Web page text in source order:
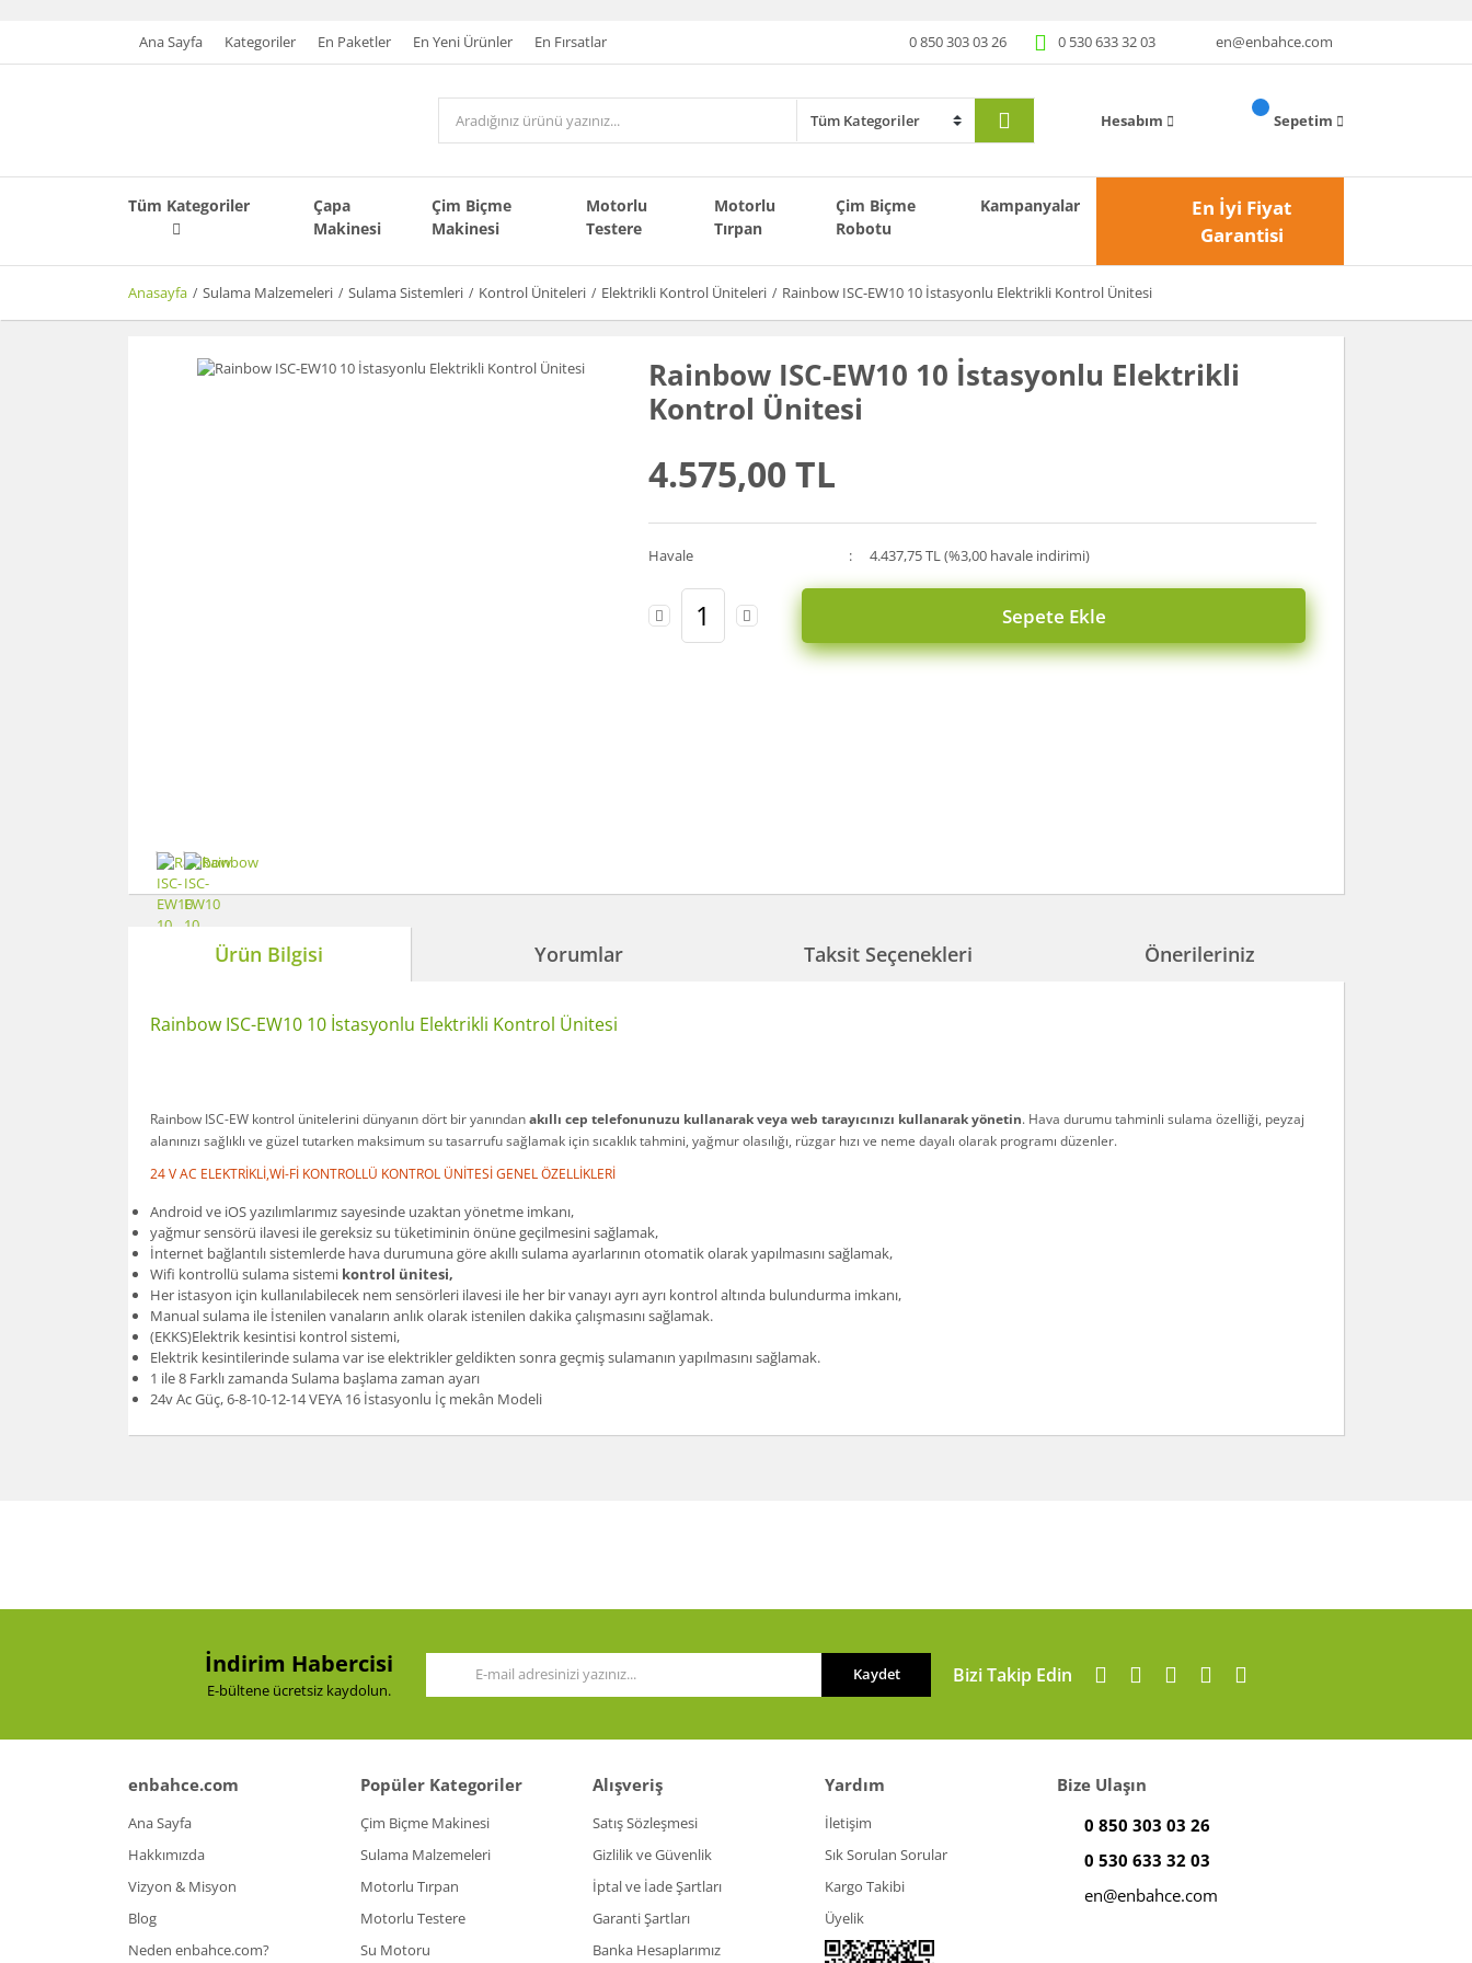
Ana Sayfa Kategoriler En Paketler En Yeni Ürünler En Fırsatlar 0 850 303 03 26 0 530 633 32 03 en@enbahce.com
Hesabım Sepetim
Tüm Kategoriler
Çapa
Makinesi
Çim Biçme
Makinesi
Motorlu
Testere
Motorlu
Tırpan
Çim Biçme
Robotu
Kampanyalar
En İyi Fiyat
Garantisi
Anasayfa Sulama Malzemeleri Sulama Sistemleri Kontrol Üniteleri Elektrikli Kontrol Üniteleri Rainbow ISC-EW10 10 İstasyonlu Elektrikli Kontrol Ünitesi
Rainbow ISC-EW10 10 İstasyonlu Elektrikli
Kontrol Ünitesi
4.575,00 TL
Havale 4.437,75 TL (%3,00 havale indirimi)
Sepete Ekle
Ürün Bilgisi Yorumlar Taksit Seçenekleri Önerileriniz
Rainbow ISC-EW10 10 İstasyonlu Elektrikli Kontrol Ünitesi
Rainbow ISC-EW kontrol ünitelerini dünyanın dört bir yanındanakıllı cep telefonunuzu kullanarak veya web tarayıcınızı kullanarak yönetin. Hava durumu tahminli sulama özelliği, peyzaj
alanınızı sağlıklı ve güzel tutarken maksimum su tasarrufu sağlamak için sıcaklık tahmini, yağmur olasılığı, rüzgar hızı ve neme dayalı olarak programı düzenler.
24 V AC ELEKTRİKLİ,Wİ-Fİ KONTROLLÜ KONTROL ÜNİTESİ GENEL ÖZELLİKLERİ
Android ve iOS yazılımlarımız sayesinde uzaktan yönetme imkanı,
yağmur sensörü ilavesi ile gereksiz su tüketiminin önüne geçilmesini sağlamak,
İnternet bağlantılı sistemlerde hava durumuna göre akıllı sulama ayarlarının otomatik olarak yapılmasını sağlamak,
Wifi kontrollü sulama sistemi kontrol ünitesi,
Her istasyon için kullanılabilecek nem sensörleri ilavesi ile her bir vanayı ayrı ayrı kontrol altında bulundurma imkanı,
Manual sulama ile İstenilen vanaların anlık olarak istenilen dakika çalışmasını sağlamak.
(EKKS)Elektrik kesintisi kontrol sistemi,
Elektrik kesintilerinde sulama var ise elektrikler geldikten sonra geçmiş sulamanın yapılmasını sağlamak.
1 ile 8 Farklı zamanda Sulama başlama zaman ayarı
24v Ac Güç, 6-8-10-12-14 VEYA 16 İstasyonlu İç mekân Modeli
Bu ürüne benzer farklı alternatifler olmalı.
İndirim Habercisi
E-bültene ücretsiz kaydolun.
Kaydet Bizi Takip Edin
enbahce.com
Ana Sayfa
Hakkımızda
Vizyon & Misyon
Blog
Neden enbahce.com?
Popüler Kategoriler
Çim Biçme Makinesi
Sulama Malzemeleri
Motorlu Tırpan
Motorlu Testere
Su Motoru
Alışveriş
Satış Sözleşmesi
Gizlilik ve Güvenlik
İptal ve İade Şartları
Garanti Şartları
Banka Hesaplarımız
Yardım
İletişim
Sık Sorulan Sorular
Kargo Takibi
Üyelik
Bize Ulaşın
0 850 303 03 26
0 530 633 32 03
en@enbahce.com